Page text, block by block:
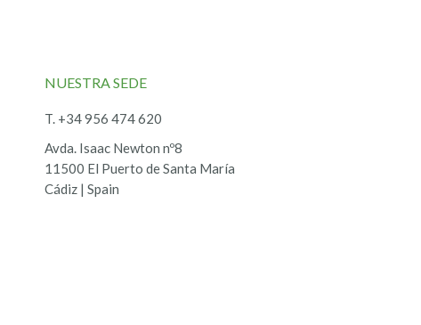
NUESTRA SEDE
T. +34 956 474 620
Avda. Isaac Newton nº8
11500 El Puerto de Santa María
Cádiz | Spain